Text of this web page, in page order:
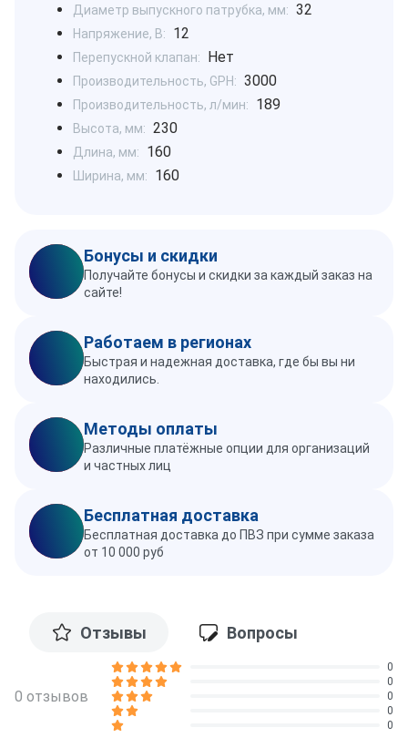
Диаметр выпускного патрубка, мм: 32
Напряжение, В: 12
Перепускной клапан: Нет
Производительность, GPH: 3000
Производительность, л/мин: 189
Высота, мм: 230
Длина, мм: 160
Ширина, мм: 160
Бонусы и скидки
Получайте бонусы и скидки за каждый заказ на
сайте!
Работаем в регионах
Быстрая и надежная доставка, где бы вы ни
находились.
Методы оплаты
Различные платёжные опции для организаций
и частных лиц
Бесплатная доставка
Бесплатная доставка до ПВЗ при сумме заказа
от 10 000 руб
Отзывы Вопросы
0 отзывов
0
0
0
0
0